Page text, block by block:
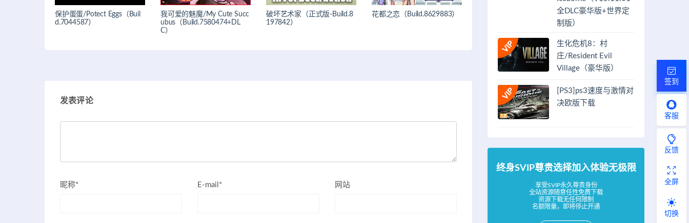
保护蛋蛋/Potect Eggs（Buil
d.7044587）
我可爱的魅魔/My Cute Succ
ubus（Build.7580474+DL
C）
破坏艺术家（正式版-Build.8
197842）
花都之恋（Build.8629883）
发表评论
昵称* E-mail* 网站
全DLC豪华版+世界定
制版）
生化危机8：村
庄/Resident Evil
Village（豪华版）
[PS3]ps3速度与激情对
决欧版下载
终身SVIP尊贵选择加入体验无极限
享受SVIP永久尊贵身份
全站资源随意任性免费下载
资源下载无任何限制
名额限量，即将停止开通
签到
客服
反馈
全屏
切换